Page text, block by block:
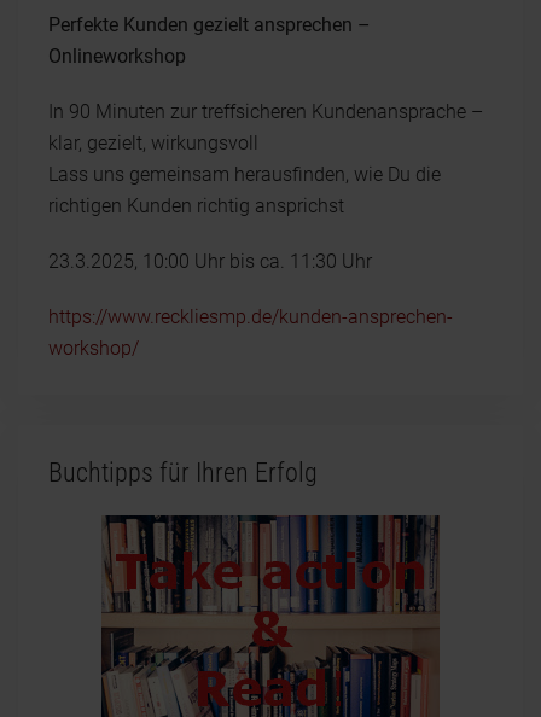
Perfekte Kunden gezielt ansprechen –
Onlineworkshop
In 90 Minuten zur treffsicheren Kundenansprache –
klar, gezielt, wirkungsvoll
Lass uns gemeinsam herausfinden, wie Du die
richtigen Kunden richtig ansprichst
23.3.2025, 10:00 Uhr bis ca. 11:30 Uhr
https://www.reckliesmp.de/kunden-ansprechen-
workshop/
Buchtipps für Ihren Erfolg